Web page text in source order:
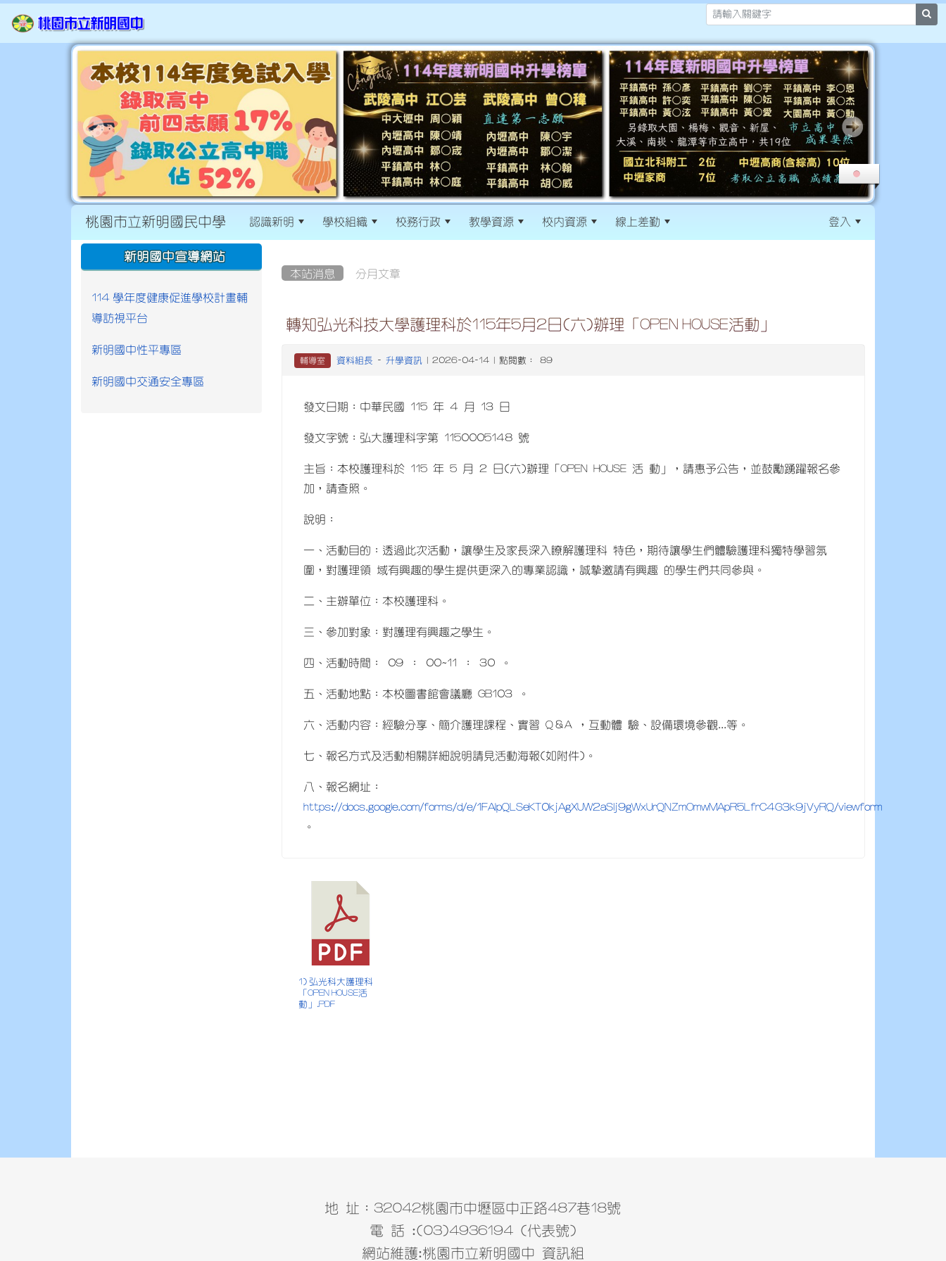
桃園市立新明國民中學 認識新明 學校組織 校務行政 教學資源 校內資源 線上差勤 登入
本站消息 分月文章
轉知弘光科技大學護理科於115年5月2日(六)辦理「OPEN HOUSE活動」
輔導室 資料組長 - 升學資訊 | 2026-04-14 | 點閱數： 89
發文日期：中華民國 115 年 4 月 13 日
發文字號：弘大護理科字第 1150005148 號
主旨：本校護理科於 115 年 5 月 2 日(六)辦理「OPEN HOUSE 活 動」，請惠予公告，並鼓勵踴躍報名參
加，請查照。
說明：
一、活動目的：透過此次活動，讓學生及家長深入瞭解護理科 特色，期待讓學生們體驗護理科獨特學習氛
圍，對護理領 域有興趣的學生提供更深入的專業認識，誠摯邀請有興趣 的學生們共同參與。
二、主辦單位：本校護理科。
三、參加對象：對護理有興趣之學生。
四、活動時間： 09 ： 00~11 ： 30 。
五、活動地點：本校圖書館會議廳 GB103 。
六、活動內容：經驗分享、簡介護理課程、實習 Q＆A ，互動體 驗、設備環境參觀...等。
七、報名方式及活動相關詳細說明請見活動海報(如附件)。
八、報名網址：
https://docs.google.com/forms/d/e/1FAIpQLSeKT0kjAgXUW2aSlj9gWxUrQNZmOmwMApR5LfrC4G3k9jVyRQ/viewform
。
1) 弘光科大護理科
「OPEN HOUSE活
動」.PDF
:::
新明國中宣導網站
114 學年度健康促進學校計畫輔
導訪視平台
新明國中性平專區
新明國中交通安全專區
地 址：32042桃園市中壢區中正路487巷18號
電 話 :(03)4936194 (代表號)
網站維護:桃園市立新明國中 資訊組